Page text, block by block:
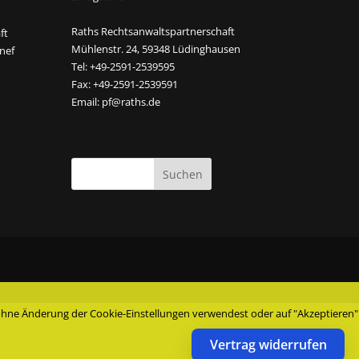
Raths Rechtsanwaltspartnerschaft
Mühlenstr. 24, 59348 Lüdinghausen
Tel: +49-2591-2539595
Fax: +49-2591-2539591
Email: pf@raths.de
Vertrag widerrufen
Änderung der Cookie-Einstellungen verwendest oder auf "Akzeptieren"